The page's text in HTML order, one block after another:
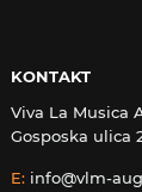
KONTAKT
Viva La Musica
Gosposka ulica
E:info@vlm-